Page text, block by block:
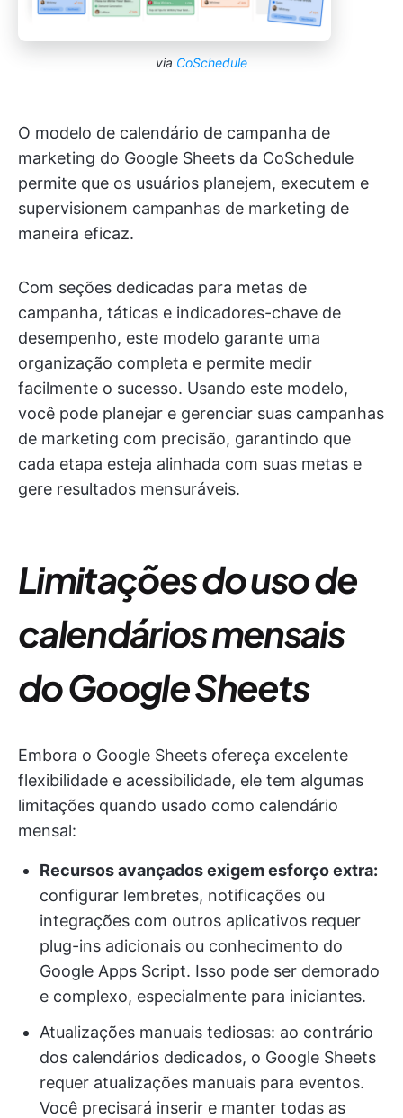
via CoSchedule
O modelo de calendário de campanha de
marketing do Google Sheets da CoSchedule
permite que os usuários planejem, executem e
supervisionem campanhas de marketing de
maneira eficaz.
Com seções dedicadas para metas de
campanha, táticas e indicadores-chave de
desempenho, este modelo garante uma
organização completa e permite medir
facilmente o sucesso. Usando este modelo,
você pode planejar e gerenciar suas campanhas
de marketing com precisão, garantindo que
cada etapa esteja alinhada com suas metas e
gere resultados mensuráveis.
Limitações do uso de
calendários mensais
do Google Sheets
Embora o Google Sheets ofereça excelente
flexibilidade e acessibilidade, ele tem algumas
limitações quando usado como calendário
mensal:
Recursos avançados exigem esforço extra:
configurar lembretes, notificações ou
integrações com outros aplicativos requer
plug-ins adicionais ou conhecimento do
Google Apps Script. Isso pode ser demorado
e complexo, especialmente para iniciantes.
Atualizações manuais tediosas: ao contrário
dos calendários dedicados, o Google Sheets
requer atualizações manuais para eventos.
Você precisará inserir e manter todas as